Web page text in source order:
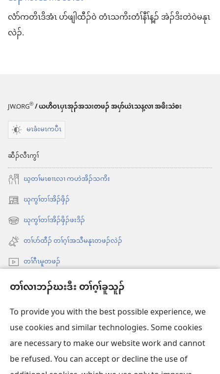
တၢ်လၢဘၣ်ဃးဒီး တၢ်ဂ့ၢ်ခူသူၣ်
To provide you with the best possible experience, we
use cookies and similar technologies. Some cookies
are necessary to make our website work and cannot
be refused. You can accept or decline the use of
လံာ်ကတိၤဒိအံၤ ပာ်ဖျါထီၣ်ဝဲ တံၤသကိးတံၢ်နီၢ်န့ၣ် အဲၣ်ဒိးတဲဝဲမနုၤ
လဲၣ်.
JW.ORG®/ ယဟိဝၤပှၤအုၣ်အသးတဖၣ် အပှာ်ယဲၤသန့လၢ အဖိးသဲစး
မၤခံးမၤကပီၤ
ဆီၣ်လီၤကွၢ်
ဃ့တၢ်မၤစၢၤလၢ ကဟဲအိၣ်သကိး
ဃုကွၢ်တၢ်အိၣ်ဖှိၣ်
အိး
ထီၣ်
အ
သီ
တ
ဘ့ၣ်
ဃုကွၢ်တၢ်အိၣ်ဖှိၣ်ဖးဒိၣ်
အိး
ထီၣ်
အ
တ
တၢ်ပာ်ထီၣ် တၢ်ဂ့ၢ်အသီမနုၤတဖၣ်လဲၣ်
တၢ်ဂီၤမူတဖၣ်
Videos with Audio Descriptions
တၢ်မၤဘူၣ်တဖၣ်
ထီၣ်
လၢ
တၢးထီခိးတၢ် ONLINE လံာ်ရိဒၢး
အိး